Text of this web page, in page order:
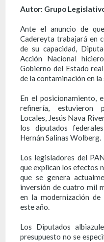
Autor: Grupo
Ante el anuncio de
Cadereyta trabajará en
de su capacidad,
Acción Nacional
Gobierno del Estado
de la contaminación en
En el posicionamiento,
refinería, estuvieron
Locales, Jesús Nava
los diputados
Hernán Salinas Wolberg.
Los legisladores del
que explican los efectos
que se genera
inversión de cuatro mil
en la modernización
este año.
Los Diputados
presupuesto no se